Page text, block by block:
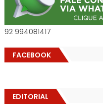
92 994081417
FACEBOOK
EDITORIAL